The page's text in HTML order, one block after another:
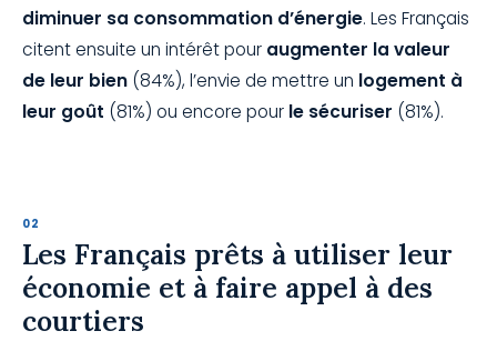
diminuer sa consommation d’énergie. Les Français
citent ensuite un intérêt pour augmenter la valeur
de leur bien (84%), l’envie de mettre un logement à
leur goût (81%) ou encore pour le sécuriser (81%).
Les Français prêts à utiliser leur
économie et à faire appel à des
courtiers